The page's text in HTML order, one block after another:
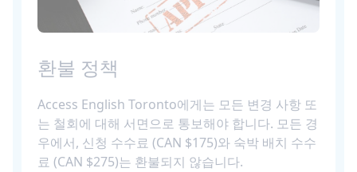
환불 정책
Access English Toronto에게는 모든 변경 사항 또
는 철회에 대해 서면으로 통보해야 합니다. 모든 경
우에서, 신청 수수료 (CAN $175)와 숙박 배치 수수
료 (CAN $275)는 환불되지 않습니다.